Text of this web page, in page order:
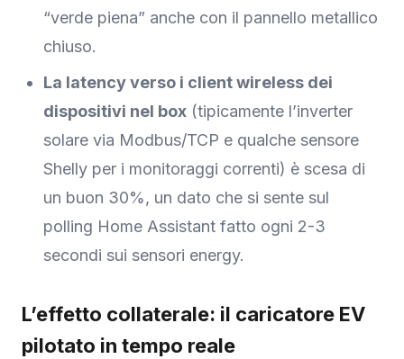
“verde piena” anche con il pannello metallico
chiuso.
La latency verso i client wireless dei
dispositivi nel box (tipicamente l’inverter
solare via Modbus/TCP e qualche sensore
Shelly per i monitoraggi correnti) è scesa di
un buon 30%, un dato che si sente sul
polling Home Assistant fatto ogni 2-3
secondi sui sensori energy.
L’effetto collaterale: il caricatore EV
pilotato in tempo reale